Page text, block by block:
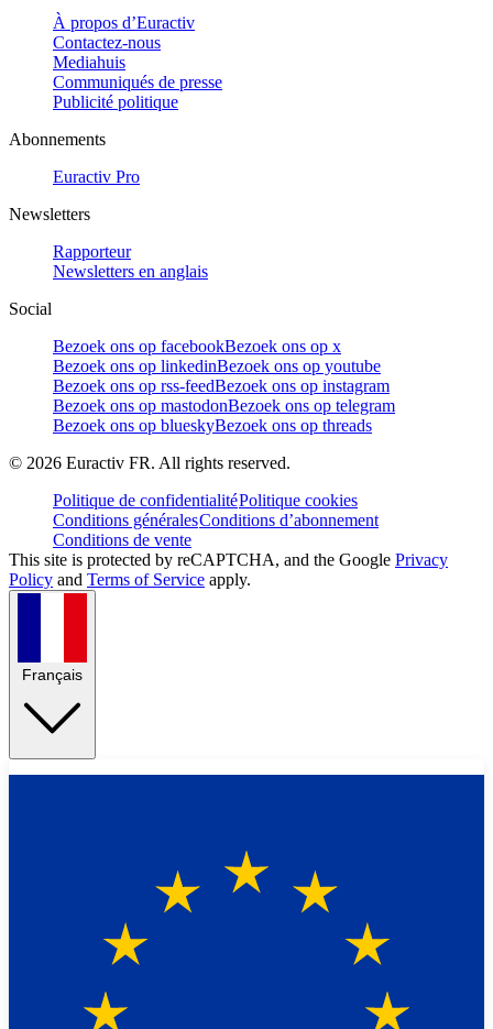
À propos d’Euractiv
Contactez-nous
Mediahuis
Communiqués de presse
Publicité politique
Abonnements
Euractiv Pro
Newsletters
Rapporteur
Newsletters en anglais
Social
Bezoek ons op facebookBezoek ons op x
Bezoek ons op linkedinBezoek ons op youtube
Bezoek ons op rss-feedBezoek ons op instagram
Bezoek ons op mastodonBezoek ons op telegram
Bezoek ons op blueskyBezoek ons op threads
© 2026 Euractiv FR. All rights reserved.
Politique de confidentialitéPolitique cookies
Conditions généralesConditions d’abonnement
Conditions de vente
This site is protected by reCAPTCHA, and the Google Privacy
Policy and Terms of Service apply.
Français